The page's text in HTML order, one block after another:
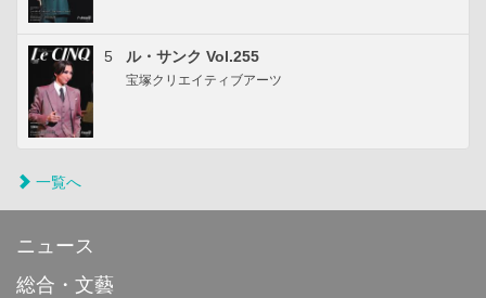
5 ル・サンク Vol.255
宝塚クリエイティブアーツ
一覧へ
ニュース
総合・文藝